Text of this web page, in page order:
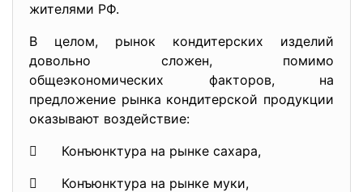
жителями РФ.
В целом, рынок кондитерских изделий
довольно сложен, помимо
общеэкономических факторов, на
предложение рынка кондитерской продукции
оказывают воздействие:
 Конъюнктура на рынке сахара,
 Конъюнктура на рынке муки,